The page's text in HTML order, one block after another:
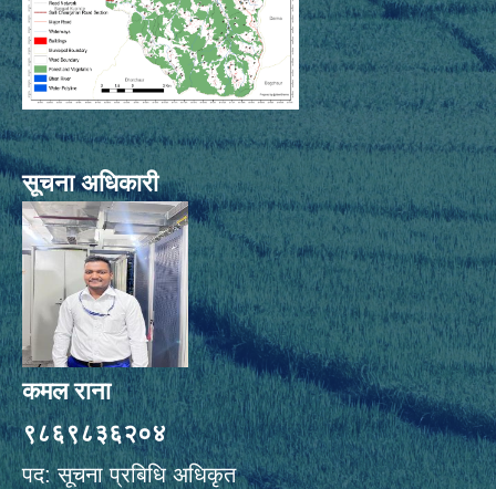
सूचना अधिकारी
कमल राना
९८६९८३६२०४
पद: सूचना प्रबिधि अधिकृत